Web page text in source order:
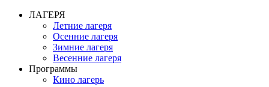
ЛАГЕРЯ
Летние лагеря
Осенние лагеря
Зимние лагеря
Весенние лагеря
Программы
Кино лагерь